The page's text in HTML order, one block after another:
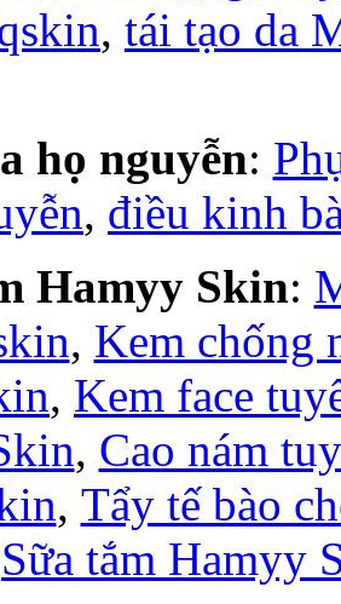
, tái tạo da
họ nguyễn:
, điều kinh
Hamyy Skin:
, Kem chống
, Kem face
, Cao nám
, Tẩy tế bào
Sữa tắm Hamyy